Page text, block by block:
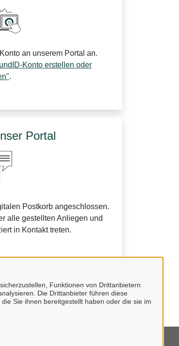
Funktionen von Drittanbietern
Die Drittanbieter führen diese
Sie ihnen bereitgestellt haben oder die sie im
an unserem Portal an.
Konto erstellen oder
.
Portal
Postkorb angeschlossen.
alle gestellten Anliegen und
in Kontakt treten.